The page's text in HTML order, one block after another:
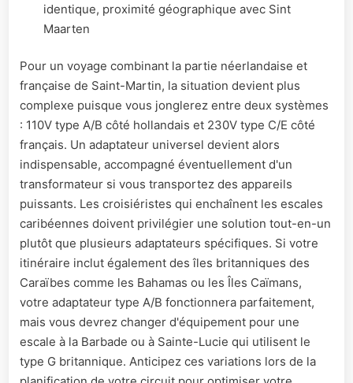
identique, proximité géographique avec Sint
Maarten
Pour un voyage combinant la partie néerlandaise et
française de Saint-Martin, la situation devient plus
complexe puisque vous jonglerez entre deux systèmes
: 110V type A/B côté hollandais et 230V type C/E côté
français. Un adaptateur universel devient alors
indispensable, accompagné éventuellement d'un
transformateur si vous transportez des appareils
puissants. Les croisiéristes qui enchaînent les escales
caribéennes doivent privilégier une solution tout-en-un
plutôt que plusieurs adaptateurs spécifiques. Si votre
itinéraire inclut également des îles britanniques des
Caraïbes comme les Bahamas ou les Îles Caïmans,
votre adaptateur type A/B fonctionnera parfaitement,
mais vous devrez changer d'équipement pour une
escale à la Barbade ou à Sainte-Lucie qui utilisent le
type G britannique. Anticipez ces variations lors de la